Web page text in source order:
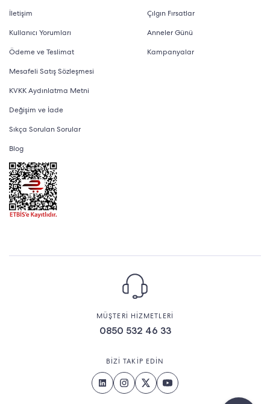
İletişim
Kullanıcı Yorumları
Ödeme ve Teslimat
Mesafeli Satış Sözleşmesi
KVKK Aydınlatma Metni
Değişim ve İade
Sıkça Sorulan Sorular
Blog
Çılgın Fırsatlar
Anneler Günü
Kampanyalar
MÜŞTERİ HİZMETLERİ
0850 532 46 33
BİZİ TAKİP EDİN